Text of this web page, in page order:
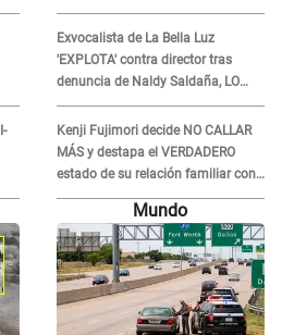
quedar así"
Exvocalista de La Bella Luz
'EXPLOTA' contra director tras
denuncia de Naldy Saldaña, LO
INSULTA y lanza GRAVE
advertencia: "Falta que rueden dos
cabezas más"
Kenji Fujimori decide NO CALLAR
MÁS y destapa el VERDADERO
estado de su relación familiar con
Keiko Fujimori: "Mi familia es Érika,
Mundo